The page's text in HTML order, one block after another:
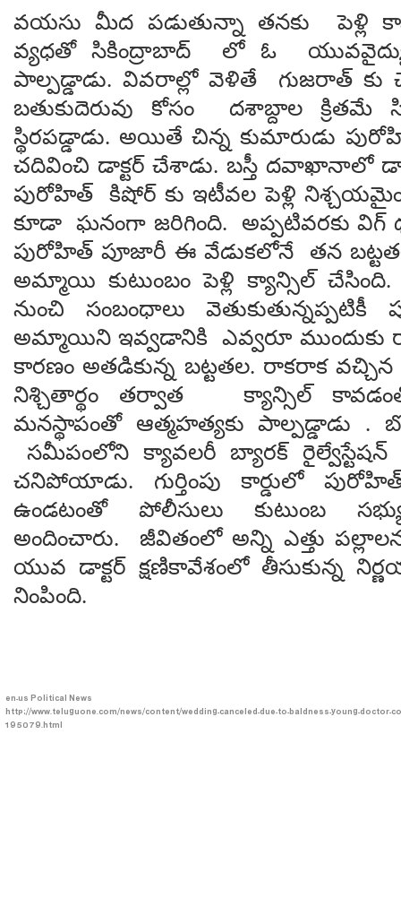
వయసు మీద పడుతున్నా తనకు పెళ్లి
వ్యధతో సికింద్రాబాద్ లో ఓ
పాల్పడ్డాడు. వివరాల్లో వెళితే గుజరాత్ కు
బతుకుదెరువు కోసం దశాబ్దాల క్రితమే
స్థిరపడ్డాడు. అయితే చిన్న కుమారుడు
చదివించి డాక్టర్ చేశాడు. బస్తీ దవాఖానాలో
పురోహిత్ కిషోర్ కు ఇటీవల పెళ్లి
కూడా ఘనంగా జరిగింది. అప్పటివరకు విగ్
పురోహిత్ పూజారీ ఈ వేడుకలోనే తన
అమ్మాయి కుటుంబం పెళ్లి క్యాన్సిల్
నుంచి సంబంధాలు
అమ్మాయిని ఇవ్వడానికి ఎవ్వరూ ముందుకు
కారణం అతడికున్న బట్టతల. రాకరాక
నిశ్చితార్థం తర్వాత క్యాన్సిల్
మనస్థాపంతో ఆత్మహత్యకు పాల్పడ్డాడు .
సమీపంలోని క్యావలరీ బ్యారక్ రైల్వేస్టేషన్
చనిపోయాడు. గుర్తింపు కార్డులో
ఉండటంతో పోలీసులు కుటుంబ
అందించారు. జీవితంలో అన్ని ఎత్తు
యువ డాక్టర్ క్షణికావేశంలో తీసుకున్న
నింపింది.
en-usPolitical News
http://www.teluguone.com/news/content/wedding-canceled-due-to-baldness-young-doctor-
195079.html